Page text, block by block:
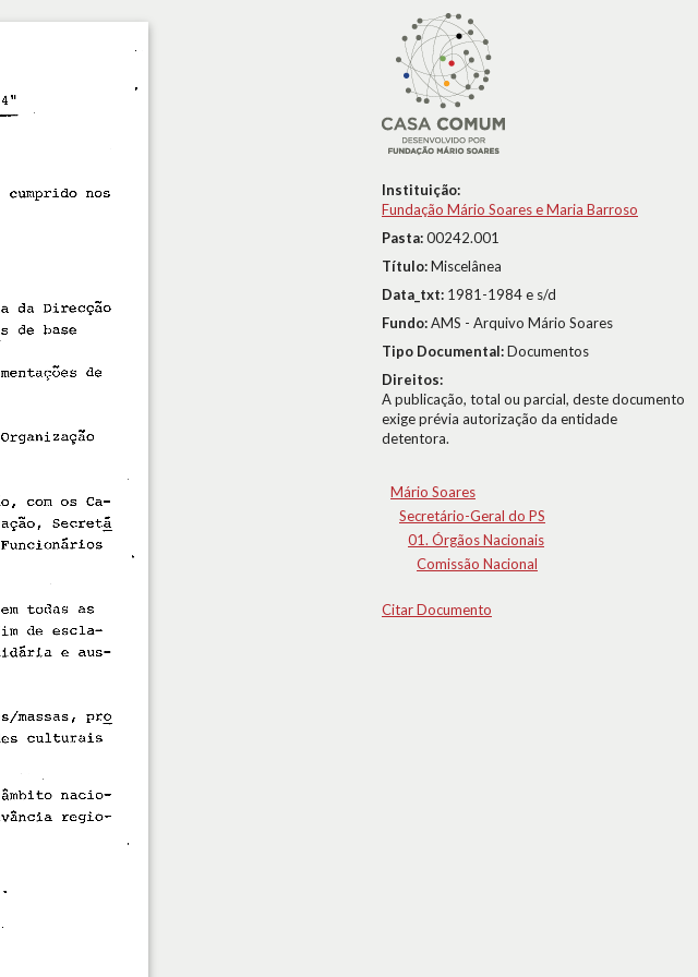
Instituição:
Fundação Mário Soares e Maria Barroso
Pasta:00242.001
Título:Miscelânea
Data_txt: 1981-1984 e s/d
Fundo:AMS - Arquivo Mário Soares
Tipo Documental:Documentos
Direitos:
A publicação, total ou parcial, deste documento
exige prévia autorização da entidade
detentora.
Mário Soares
Secretário-Geral do PS
01. Órgãos Nacionais
Comissão Nacional
Citar Documento